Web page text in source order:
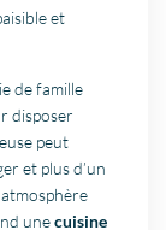
et
de famille
disposer
peut
et plus d’un
unecuisine